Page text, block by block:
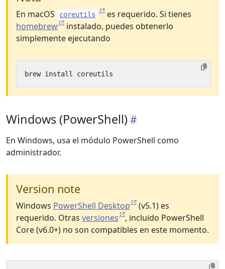
En macOS coreutils
es requerido. Si tienes
homebrew
instalado, puedes obtenerlo
simplemente ejecutando
Windows (PowerShell)
En Windows, usa el módulo PowerShell como
administrador.
Version note
Windows PowerShell Desktop
(v5.1) es
requerido. Otras versiones
, incluido PowerShell
Core (v6.0+) no son compatibles en este momento.